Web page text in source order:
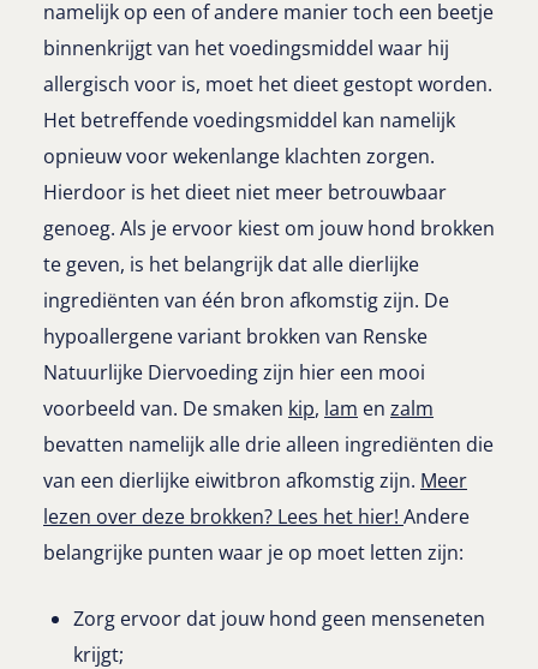
namelijk op een of andere manier toch een beetje
binnenkrijgt van het voedingsmiddel waar hij
allergisch voor is, moet het dieet gestopt worden.
Het betreffende voedingsmiddel kan namelijk
opnieuw voor wekenlange klachten zorgen.
Hierdoor is het dieet niet meer betrouwbaar
genoeg. Als je ervoor kiest om jouw hond brokken
te geven, is het belangrijk dat alle dierlijke
ingrediënten van één bron afkomstig zijn. De
hypoallergene variant brokken van Renske
Natuurlijke Diervoeding zijn hier een mooi
voorbeeld van. De smaken kip, lam en zalm
bevatten namelijk alle drie alleen ingrediënten die
van een dierlijke eiwitbron afkomstig zijn. Meer
lezen over deze brokken? Lees het hier! Andere
belangrijke punten waar je op moet letten zijn:
Zorg ervoor dat jouw hond geen menseneten
krijgt;